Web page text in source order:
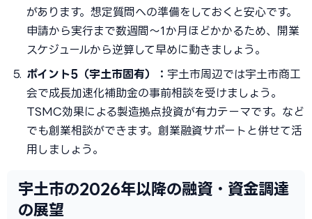
があります。想定質問への準備をしておくと安心です。
申請から実行まで数週間〜1か月ほどかかるため、開業
スケジュールから逆算して早めに動きましょう。
ポイント5（宇土市固有）： 宇土市周辺では宇土市商工
会で成長加速化補助金の事前相談を受けましょう。
TSMC効果による製造拠点投資が有力テーマです。など
でも創業相談ができます。創業融資サポートと併せて活
用しましょう。
宇土市の2026年以降の融資・資金調達
の展望